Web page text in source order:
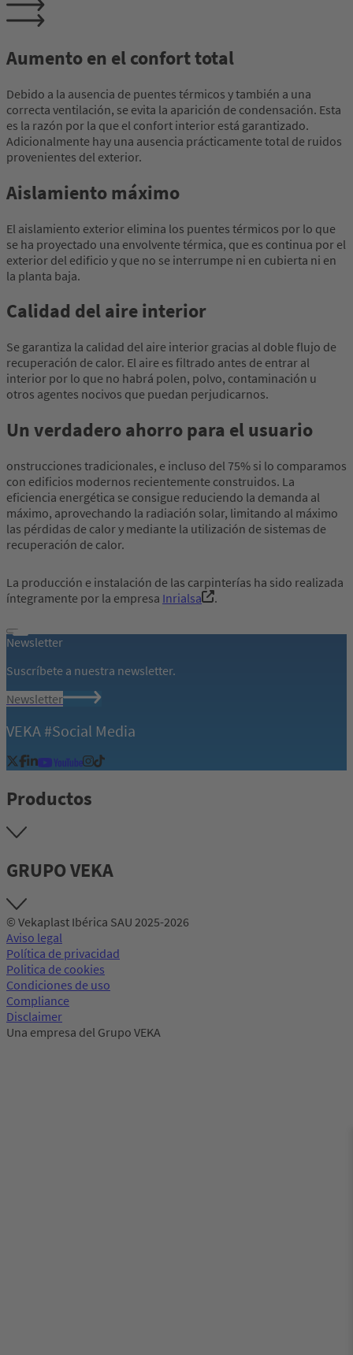
Aumento en el confort total
Debido a la ausencia de puentes térmicos y también a una
correcta ventilación, se evita la aparición de condensación. Esta
es la razón por la que el confort interior está garantizado.
Adicionalmente hay una ausencia prácticamente total de ruidos
provenientes del exterior.
Aislamiento máximo
El aislamiento exterior elimina los puentes térmicos por lo que
se ha proyectado una envolvente térmica, que es continua por el
exterior del edificio y que no se interrumpe ni en cubierta ni en
la planta baja.
Calidad del aire interior
Se garantiza la calidad del aire interior gracias al doble flujo de
recuperación de calor. El aire es filtrado antes de entrar al
interior por lo que no habrá polen, polvo, contaminación u
otros agentes nocivos que puedan perjudicarnos.
Un verdadero ahorro para el usuario
onstrucciones tradicionales, e incluso del 75% si lo comparamos
con edificios modernos recientemente construidos. La
eficiencia energética se consigue reduciendo la demanda al
máximo, aprovechando la radiación solar, limitando al máximo
las pérdidas de calor y mediante la utilización de sistemas de
recuperación de calor.
La producción e instalación de las carpinterías ha sido realizada
íntegramente por la empresa Inrialsa .
Newsletter
Suscríbete a nuestra newsletter.
Newsletter
VEKA #Social Media
Productos
GRUPO VEKA
© Vekaplast Ibérica SAU 2025-2026
Aviso legal
Política de privacidad
Politica de cookies
Condiciones de uso
Compliance
Disclaimer
Una empresa del Grupo VEKA